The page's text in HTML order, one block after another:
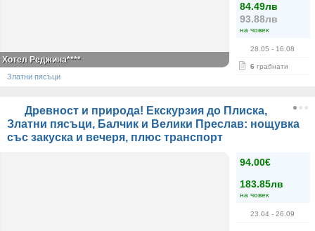
84.49лв
93.88лв
на човек
28.05 - 16.08
6 грабнати
Хотел Реджина****
Златни пясъци
Древност и природа! Екскурзия до Плиска,
Златни пясъци, Балчик и Велики Преслав: нощувка
със закуска и вечеря, плюс транспорт
94.00€
183.85лв
на човек
23.04 - 26.09